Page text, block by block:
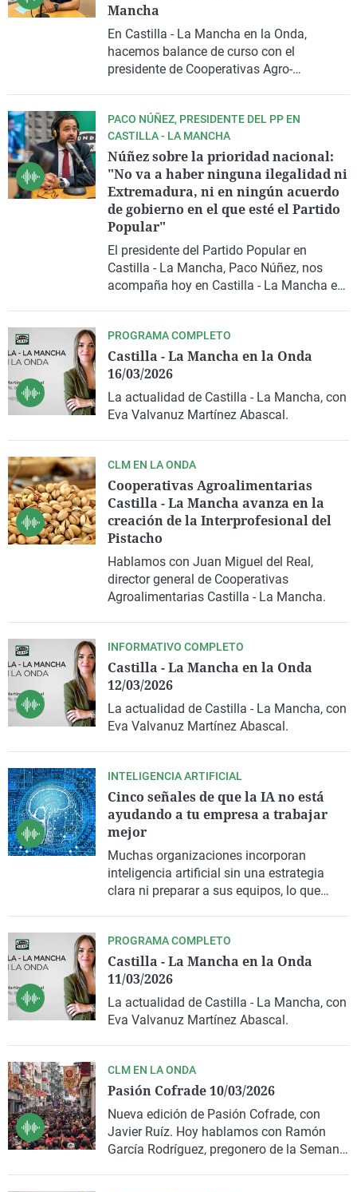
Gente viajera
Como el perro y el
Retornados
Equipo de
Operación Viuda
Galicia
La Rioja
Navarra
País Vasco
Televisión
Elecciones
Mancha
En Castilla - La Mancha en la Onda,
hacemos balance de curso con el
presidente de Cooperativas Agro-
a nivel nacional. Con Eva Martínez
Abascal.
PACO NÚÑEZ, PRESIDENTE DEL PP EN
CASTILLA - LA MANCHA
Núñez sobre la prioridad nacional:
"No va a haber ninguna ilegalidad ni
Extremadura, ni en ningún acuerdo
de gobierno en el que esté el Partido
Popular"
El presidente del Partido Popular en
Castilla - La Mancha, Paco Núñez, nos
acompaña hoy en Castilla - La Mancha en
Martínez Abascal.
PROGRAMA COMPLETO
Castilla - La Mancha en la Onda
16/03/2026
La actualidad de Castilla - La Mancha, con
Eva Valvanuz Martínez Abascal.
CLM EN LA ONDA
Cooperativas Agroalimentarias
Castilla - La Mancha avanza en la
creación de la Interprofesional del
Pistacho
Hablamos con Juan Miguel del Real,
director general de Cooperativas
Agroalimentarias Castilla - La Mancha.
INFORMATIVO COMPLETO
Castilla - La Mancha en la Onda
12/03/2026
La actualidad de Castilla - La Mancha, con
Eva Valvanuz Martínez Abascal.
INTELIGENCIA ARTIFICIAL
Cinco señales de que la IA no está
ayudando a tu empresa a trabajar
mejor
Muchas organizaciones incorporan
inteligencia artificial sin una estrategia
clara ni preparar a sus equipos, lo que
Esto limita el retorno de la inversión y evita
que la tecnología tenga un impacto real en
cómo se decide, se trabaja y se obtienen
resultados en la empresa, según Carme
Castro, CEO y fundadora de Kainova.
PROGRAMA COMPLETO
Castilla - La Mancha en la Onda
11/03/2026
La actualidad de Castilla - La Mancha, con
Eva Valvanuz Martínez Abascal.
CLM EN LA ONDA
Pasión Cofrade 10/03/2026
Nueva edición de Pasión Cofrade, con
Javier Ruíz. Hoy hablamos con Ramón
García Rodríguez, pregonero de la Semana